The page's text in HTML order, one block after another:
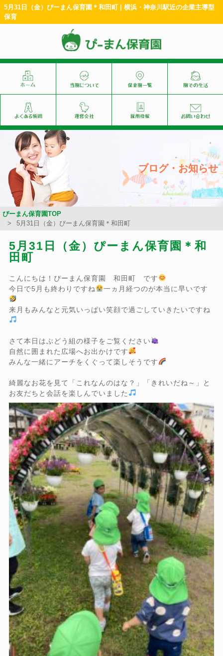
5月31日（金）ぴーまん保育園＊和田町 | 横浜・神奈川駅近の企業主導型
保育
ブログ・お知らせ
ぴーまん保育園TOP
5月31日（金）ぴーまん保育園＊和田町
5月31日（金）ぴーまん保育園＊和
田町
こんにちは！ぴーまん保育園 和田町 です
今日で5月も終わりですね
一ヵ月経つのが本当に早いです
来月もみんなと元気いっぱい笑顔で過ごしていきたいですね
さて本日はぶどう組の様子をご覧ください
自然に囲まれた広場へお出かけです
みんな一緒にアーチをくぐって楽しそうです
綺麗なお花を見て「これなんのはな？」「きれいだね～」と
お友だちと会話を楽しんでいました